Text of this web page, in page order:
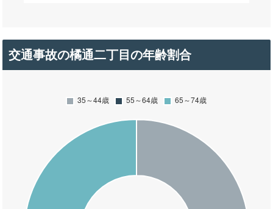
交通事故の橘通二丁目の年齢割合